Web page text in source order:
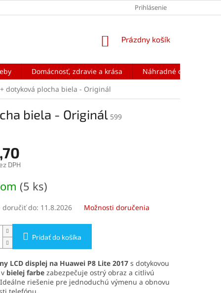
Prihlásenie
NÁKUPNÝ
Prázdny košík
Domácnosť, zdravie a krása
Náhradné diely na
dotyková plocha biela - Originál
biela - Originál 599
DPH
(5 ks)
doručiť do: 11.8.2026 Možnosti doručenia
Pridať do košíka
LCD displej na Huawei P8 Lite 2017s dotykovou
bielej farbezabezpečuje ostrý obraz a citlivú
riešenie pre jednoduchú výmenu a obnovu